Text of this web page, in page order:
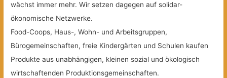
wächst immer mehr. Wir setzen dagegen auf solidar-
ökonomische Netzwerke.
Food-Coops, Haus-, Wohn- und Arbeitsgruppen,
Bürogemeinschaften, freie Kindergärten und Schulen kaufen
Produkte aus unabhängigen, kleinen sozial und ökologisch
wirtschaftenden Produktionsgemeinschaften.